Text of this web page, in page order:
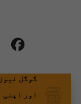
گوگل
اور اپنی